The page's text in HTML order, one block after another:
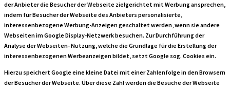
der Anbieter die Besucher der Webseite zielgerichtet mit Werbung ansprechen,
indem für Besucher der Webseite des Anbieters personalisierte,
interessenbezogene Werbung-Anzeigen geschaltet werden, wenn sie andere
Webseiten im Google Display-Netzwerk besuchen. Zur Durchführung der
Analyse der Webseiten- Nutzung, welche die Grundlage für die Erstellung der
interessenbezogenen Werbeanzeigen bildet, setzt Google sog. Cookies ein.
Hierzu speichert Google eine kleine Datei mit einer Zahlenfolge in den Browsern
der Besucher der Webseite. Über diese Zahl werden die Besuche der Webseite